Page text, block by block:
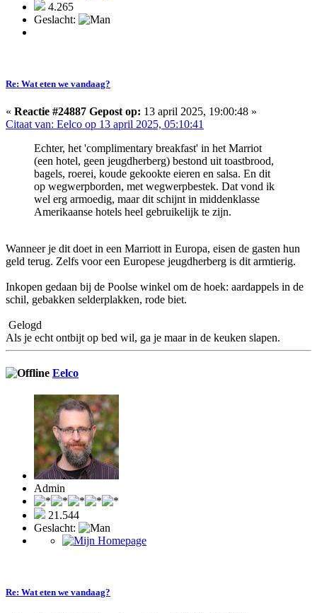
4.265
Geslacht:
Re: Wat eten we vandaag?
« Reactie #24887 Gepost op: 13 april 2025, 19:00:48 »
Citaat van: Eelco op 13 april 2025, 05:10:41
Echter, het 'complimentary breakfast' in het Marriot
(een hotel, geen jeugdherberg) bestond uit toastbrood,
bagels, roerei, koude gekookte eieren en salsa. En dit
op wegwerpborden, met wegwerpbestek. Dat vond ik
wel erg armoedig, maar dit schijnt in middenklasse
Amerikaanse hotels heel gebruikelijk te zijn.
Wanneer je dit doet in een Marriott in Europa, eisen de gasten hun
geld terug. Zelfs voor een Europese jeugdherberg is dit armtierig.
Inkopen gedaan bij de Poolse winkel om de hoek: aardappels in de
schil, gebakken selderplakken, rode biet.
Gelogd
Als je echt ontbijt op bed wil, ga je maar in de keuken slapen.
Eelco
Admin
21.544
Geslacht:
Re: Wat eten we vandaag?